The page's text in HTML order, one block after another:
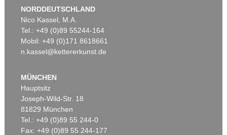
NORDDEUTSCHLAND
Nico Kassel, M.A.
Tel.: +49 (0)89 55244-164
Mobil: +49 (0)171 8618661
n.kassel@kettererkunst.de
MÜNCHEN
Hauptsitz
Joseph-Wild-Str. 18
81829 München
Tel.: +49 (0)89 55 244-0
Fax: +49 (0)89 55 244-177